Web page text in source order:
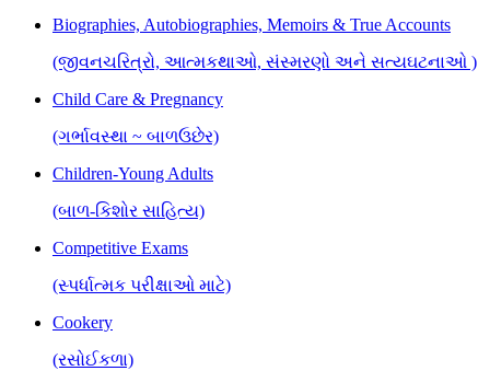
Biographies, Autobiographies, Memoirs & True Accounts
(જીવનચરિત્રો, આત્મકથાઓ, સંસ્મરણો અને સત્યઘટનાઓ )
Child Care & Pregnancy
(ગર્ભાવસ્થા ~ બાળઉછેર)
Children-Young Adults
(બાળ-કિશોર સાહિત્ય)
Competitive Exams
(સ્પર્ધાત્મક પરીક્ષાઓ માટે)
Cookery
(રસોઈકળા)